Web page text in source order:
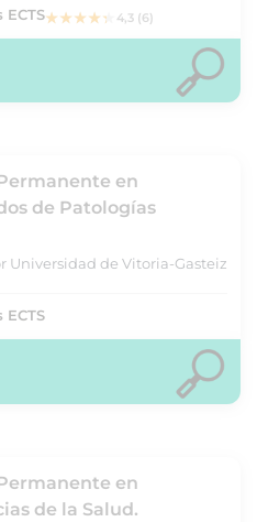
4,3 (6)
en
de Patologías
Universidad de Vitoria-Gasteiz
en
de la Salud.